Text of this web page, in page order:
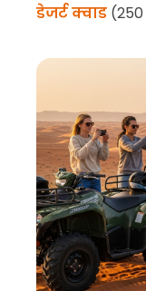
डेजर्ट क्वाड (250